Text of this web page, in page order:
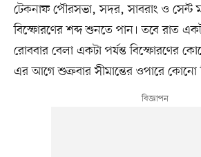
টেকনাফ পৌরসভা, সদর, সাবরাং ও সেন্ট
বিস্ফোরণের শব্দ শুনতে পান। তবে রাত
রোববার বেলা একটা পর্যন্ত বিস্ফোরণের
এর আগে শুক্রবার সীমান্তের ওপারে কোনো